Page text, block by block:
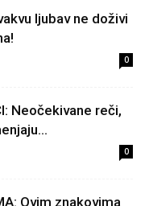
ljubav ne doživi
0
Neočekivane reči,
0
Ovim znakovima